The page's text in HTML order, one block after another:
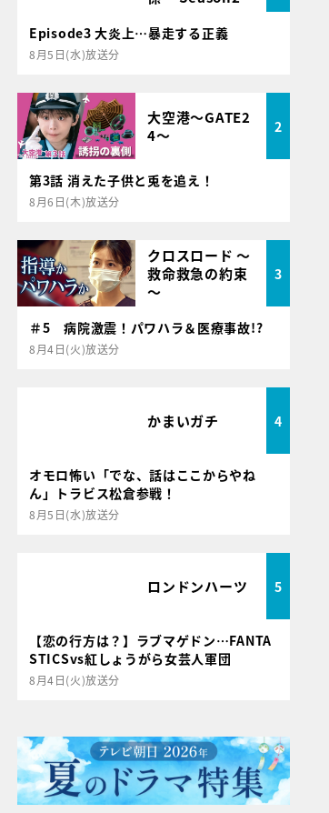
Episode3 大炎上…暴走する正義
8月5日(水)放送分
大空港～GATE2
4～
2
第3話 消えた子供と兎を追え！
8月6日(木)放送分
クロスロード ～
救命救急の約束
～
3
＃5 病院激震！パワハラ＆医療事故!?
8月4日(火)放送分
かまいガチ 4
オモロ怖い「でな、話はここからやね
ん」トラビス松倉参戦！
8月5日(水)放送分
ロンドンハーツ 5
【恋の行方は？】ラブマゲドン…FANTA
STICSvs紅しょうがら女芸人軍団
8月4日(火)放送分